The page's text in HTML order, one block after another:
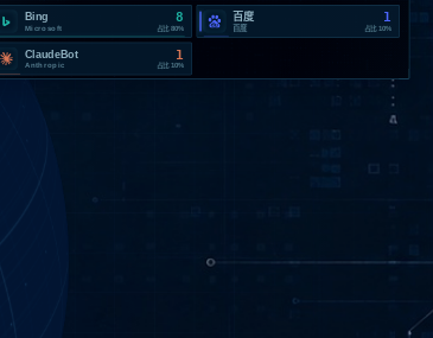
Bing
Microsoft
8
占比80%
百度
百度
1
占比10%
ClaudeBot
Anthropic
1
占比10%